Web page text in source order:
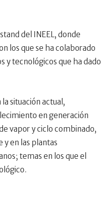
del INEEL, donde
los que se ha colaborado
y tecnológicos que ha dado
situación actual,
en generación
vapor y ciclo combinado,
y en las plantas
temas en los que el